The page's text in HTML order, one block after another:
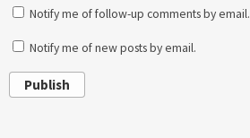
Notify me of follow-up comments by email.
Notify me of new posts by email.
Publish